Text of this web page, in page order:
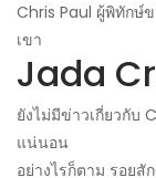
Chris Paul ผู้พิทักษ์
เขา
Jada
ยังไม่มีข่าวเกี่ยวกับ
แน่นอน
อย่างไรก็ตาม รอย